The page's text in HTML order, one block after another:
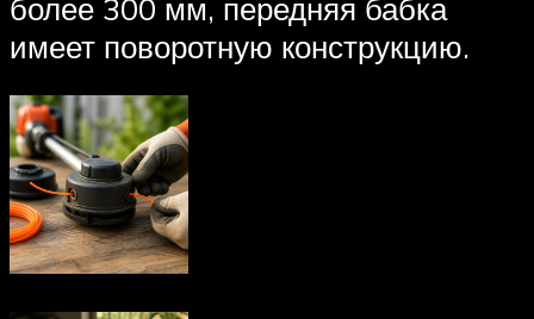
более 300 мм, передняя бабка
имеет поворотную конструкцию.